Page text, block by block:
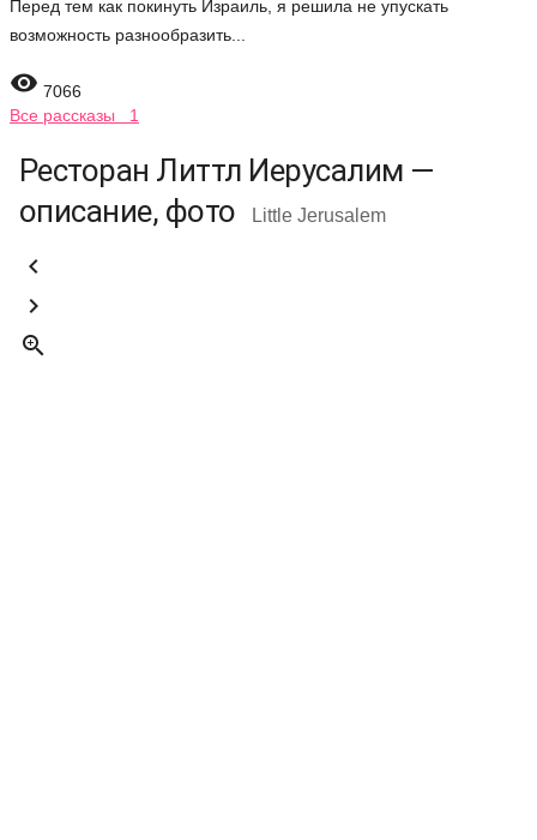
Перед тем как покинуть Израиль, я решила не упускать
возможность разнообразить...
 7066
Все рассказы 1
Ресторан Литтл Иерусалим —
описание, фото
Little Jerusalem


